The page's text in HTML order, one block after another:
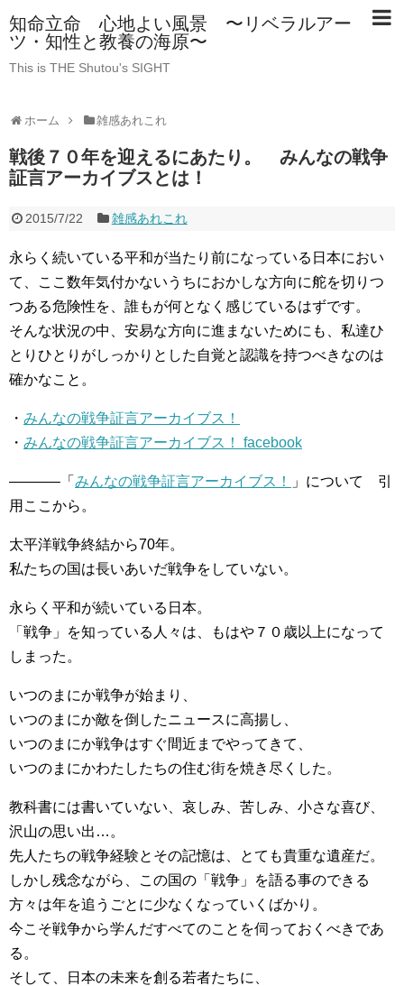
知命立命 心地よい風景 〜リベラルアー
ツ・知性と教養の海原〜
This is THE Shutou's SIGHT
ホーム 雑感あれこれ
戦後７０年を迎えるにあたり。 みんなの戦争
証言アーカイブスとは！
2015/7/22 雑感あれこれ
永らく続いている平和が当たり前になっている日本におい
て、ここ数年気付かないうちにおかしな方向に舵を切りつ
つある危険性を、誰もが何となく感じているはずです。
そんな状況の中、安易な方向に進まないためにも、私達ひ
とりひとりがしっかりとした自覚と認識を持つべきなのは
確かなこと。
・ みんなの戦争証言アーカイブス！
・ みんなの戦争証言アーカイブス！ facebook
———–「 みんなの戦争証言アーカイブス！
」について 引
用ここから。
太平洋戦争終結から70年。
私たちの国は長いあいだ戦争をしていない。
永らく平和が続いている日本。
「戦争」を知っている人々は、もはや７０歳以上になって
しまった。
いつのまにか戦争が始まり、
いつのまにか敵を倒したニュースに高揚し、
いつのまにか戦争はすぐ間近までやってきて、
いつのまにかわたしたちの住む街を焼き尽くした。
教科書には書いていない、哀しみ、苦しみ、小さな喜び、
沢山の思い出…。
先人たちの戦争経験とその記憶は、とても貴重な遺産だ。
しかし残念ながら、この国の「戦争」を語る事のできる
方々は年を追うごとに少なくなっていくばかり。
今こそ戦争から学んだすべてのことを伺っておくべきであ
る。
そして、日本の未来を創る若者たちに、